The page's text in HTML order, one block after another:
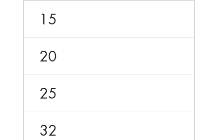
15
20
25
32